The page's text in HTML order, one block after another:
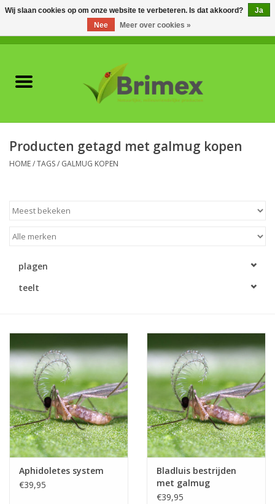
Plagen & Ziekten
Meststoffen en
Monitoring
Brimex kaarten
Vallen
Drukspuiten
Onkruid & Reiniging
Zaden
Producten getagd met galmug kopen
HOME/TAGS/ GALMUG KOPEN
plagen
teelt
Aphidoletes system
€39,95
Bladluis bestrijden
met galmug
€39,95
Wij slaan cookies op om onze website te verbeteren. Is dat akkoord?
Ja
Nee
Meer over cookies »